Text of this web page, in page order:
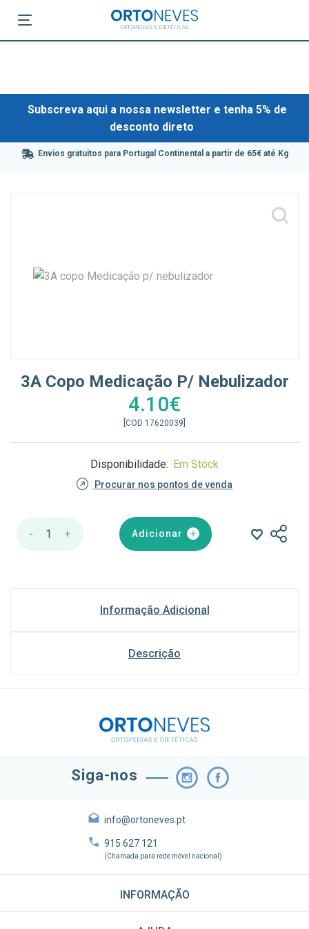
Subscreva aqui a nossa newsletter e tenha 5% de
desconto direto
Envios gratuitos para Portugal Continental a partir de 65€ até Kg
3A Copo Medicação P/ Nebulizador
4.10€
[COD 17620039]
Disponibilidade: Em Stock
Procurar nos pontos de venda
- 1 + Adicionar
Informação Adicional
Descrição
Siga-nos
info@ortoneves.pt
915 627 121
(Chamada para rede móvel nacional)
INFORMAÇÃO